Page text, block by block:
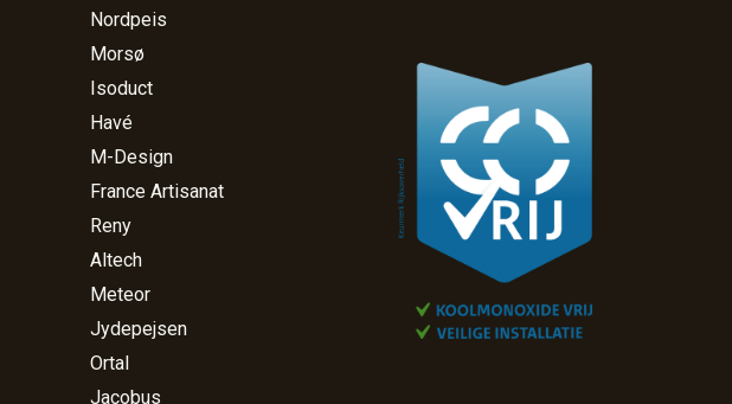
Nordpeis
Morsø
Isoduct
Havé
M-Design
France Artisanat
Reny
Altech
Meteor
Jydepejsen
Ortal
Jacobus